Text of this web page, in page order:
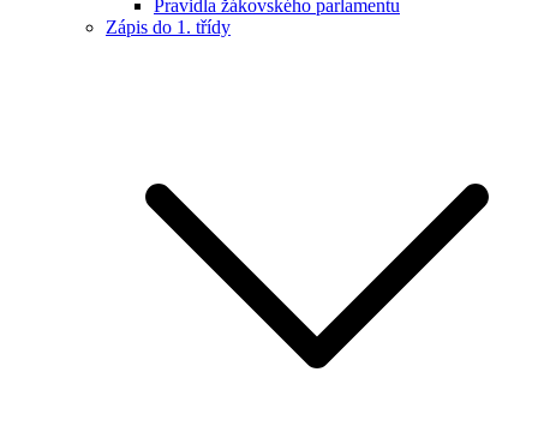
Pravidla žákovského parlamentu
Zápis do 1. třídy